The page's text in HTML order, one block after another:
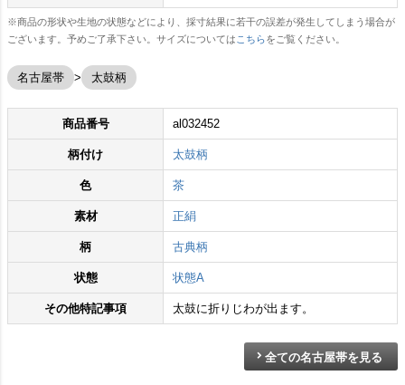
※商品の形状や生地の状態などにより、採寸結果に若干の誤差が発生してしまう場合が
ございます。予めご了承下さい。サイズについては こちらをご覧ください。
名古屋帯 太鼓柄
商品番号 al032452
柄付け 太鼓柄
色 茶
素材 正絹
柄 古典柄
状態 状態A
その他特記事項 太鼓に折りじわが出ます。
全ての名古屋帯を見る